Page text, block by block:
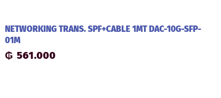
NETWORKING TRANS. SPF+CABLE 1MT DAC-10G-SFP-
01M
₲ 561.000